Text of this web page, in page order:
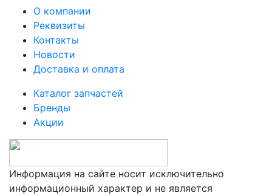
Информация на сайте носит исключительно
информационный характер и не является
О компании
Реквизиты
Контакты
Новости
Доставка и оплата
Каталог запчастей
Бренды
Акции